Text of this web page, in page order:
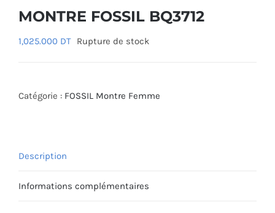
MONTRE FOSSIL BQ3712
1,025.000 DT Rupture de stock
Catégorie : FOSSIL Montre Femme
Description
Informations complémentaires